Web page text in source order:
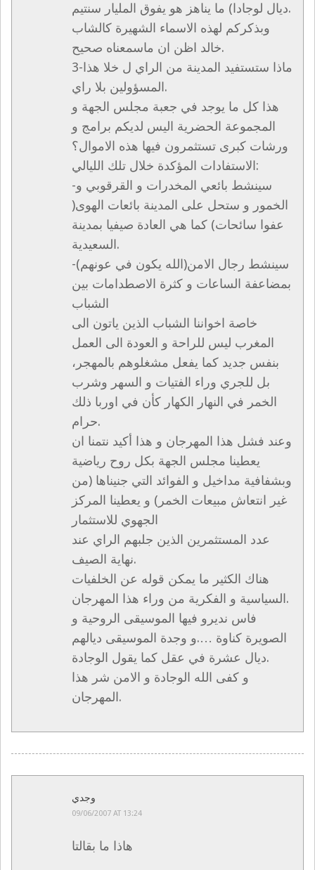
ديال لوجادا) ما يناهز هو يفوق المليار سنتيم.
وبذكركم لهذه الاسماء الشهيرة كالشاب
خالد اظن ان ماسمعناه صحيح.
3-ماذا ستستفيد المدينة من الراي ل خلا هذا
المسؤولين بلا راي.
هذا كل ما يوجد في جعبة مجلس الجهة و
المجموعة الحضرية اليس لديكم برامج و
ورشات كبرى تستثمرون فيها هذه الاموال؟
الاستفادات المؤكدة خلال تلك الليالي:
-سينشط بائعي المخدرات و القرقوبي و
الخمور و ستحل على المدينة بائعات الهوى(
عفوا سائحات) كما هي العادة صيفيا بمدينة
السعيدية.
-سينشط رجال الامن(الله يكون في عونهم)
بمضاعفة الساعات و كثرة الاصطدامات بين
الشباب
خاصة اخواننا الشباب الذين ياتون الى
المغرب ليس للراحة و العودة الى العمل
بنفس جديد كما يفعل مشغلوهم بالمهجر،
بل للجري وراء الفتيات و السهر وشرب
الخمر في النهار الكهار كأن في اوربا ذلك
حرام.
وعند فشل هذا المهرجان و هذا أكيد نتمنا ان
يعطينا مجلس الجهة بكل روح رياضية
وبشفافية مداخيل و الفوائد التي جنيناها (من
غير انتعاش مبيعات الخمر) و يعطينا المركز
الجهوي للاستثمار
عدد المستثمرين الذين جلبهم الراي عند
نهاية الصيف.
هناك الكثير ما يمكن قوله عن الخلفيات
السياسية و الفكرية من وراء هذا المهرجان.
فاس نديرو فيها الموسيقى الروحية و
الصويرة كناوة ….و وجدة الموسيقى ديالهم
ديال عشرة في عقل كما يقول الوجادة.
و كفى الله الوجادة و الامن شر هذا
المهرجان.
وجدي
09/06/2007 AT 13:24
هاذا ما بقالتا